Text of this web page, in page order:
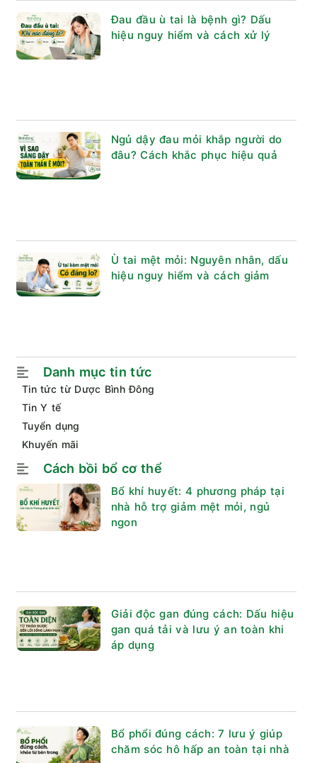
Đau đầu ù tai là bệnh gì? Dấu
hiệu nguy hiểm và cách xử lý
Ngủ dậy đau mỏi khắp người do
đâu? Cách khắc phục hiệu quả
Ù tai mệt mỏi: Nguyên nhân, dấu
hiệu nguy hiểm và cách giảm
Danh mục tin tức
Tin tức từ Dược Bình Đông
Tin Y tế
Tuyển dụng
Khuyến mãi
Cách bồi bổ cơ thể
Bổ khí huyết: 4 phương pháp tại
nhà hỗ trợ giảm mệt mỏi, ngủ
ngon
Giải độc gan đúng cách: Dấu hiệu
gan quá tải và lưu ý an toàn khi
áp dụng
Bổ phổi đúng cách: 7 lưu ý giúp
chăm sóc hô hấp an toàn tại nhà